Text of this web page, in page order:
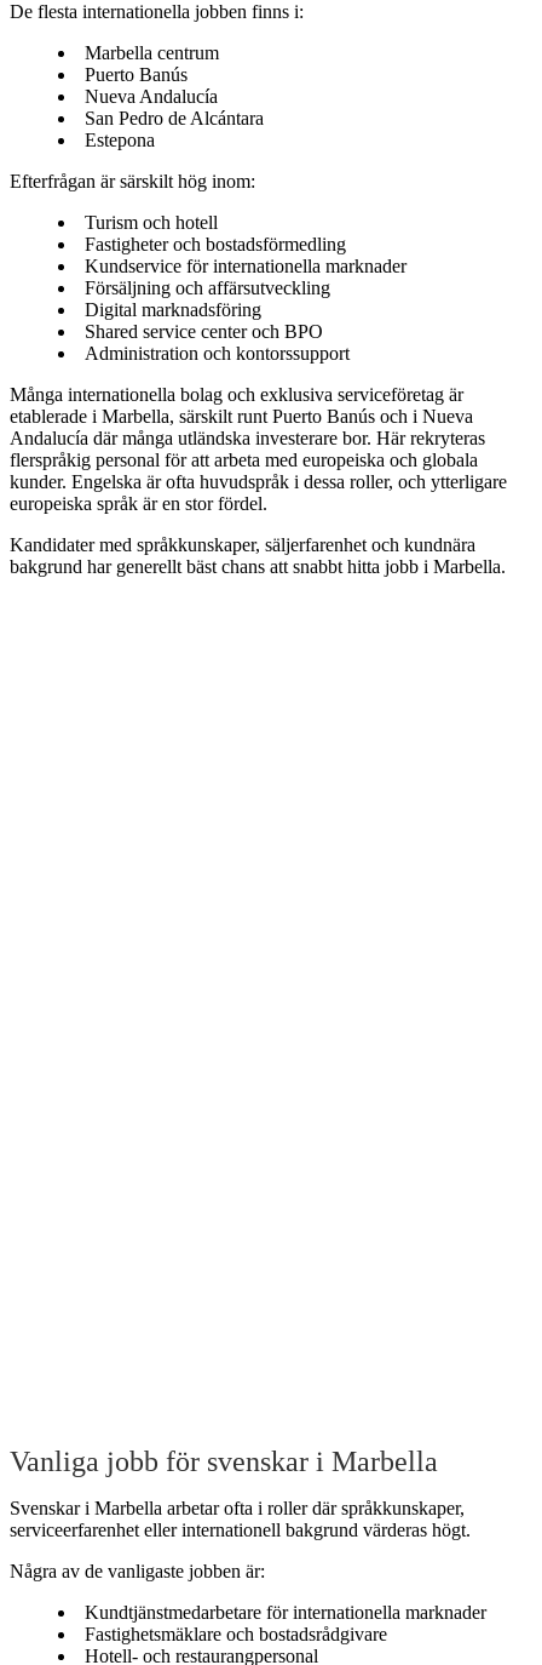
De flesta internationella jobben finns i:
Marbella centrum
Puerto Banús
Nueva Andalucía
San Pedro de Alcántara
Estepona
Efterfrågan är särskilt hög inom:
Turism och hotell
Fastigheter och bostadsförmedling
Kundservice för internationella marknader
Försäljning och affärsutveckling
Digital marknadsföring
Shared service center och BPO
Administration och kontorssupport
Många internationella bolag och exklusiva serviceföretag är
etablerade i Marbella, särskilt runt Puerto Banús och i Nueva
Andalucía där många utländska investerare bor. Här rekryteras
flerspråkig personal för att arbeta med europeiska och globala
kunder. Engelska är ofta huvudspråk i dessa roller, och ytterligare
europeiska språk är en stor fördel.
Kandidater med språkkunskaper, säljerfarenhet och kundnära
bakgrund har generellt bäst chans att snabbt hitta jobb i Marbella.
Vanliga jobb för svenskar i Marbella
Svenskar i Marbella arbetar ofta i roller där språkkunskaper,
serviceerfarenhet eller internationell bakgrund värderas högt.
Några av de vanligaste jobben är:
Kundtjänstmedarbetare för internationella marknader
Fastighetsmäklare och bostadsrådgivare
Hotell- och restaurangpersonal